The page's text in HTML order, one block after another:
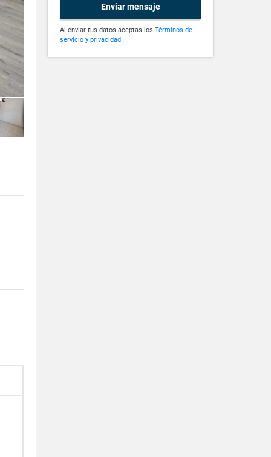
Enviar mensaje
Al enviar tus datos aceptas los Términos de
servicio y privacidad